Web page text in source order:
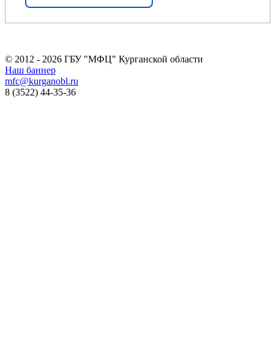
© 2012 - 2026 ГБУ "МФЦ" Курганской области
Наш баннер
mfc@kurganobl.ru
8 (3522) 44-35-36